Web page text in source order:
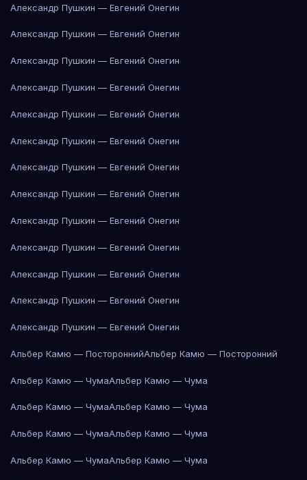
Александр Пушкин — Евгений Онегин
Александр Пушкин — Евгений Онегин
Александр Пушкин — Евгений Онегин
Александр Пушкин — Евгений Онегин
Александр Пушкин — Евгений Онегин
Александр Пушкин — Евгений Онегин
Александр Пушкин — Евгений Онегин
Александр Пушкин — Евгений Онегин
Александр Пушкин — Евгений Онегин
Александр Пушкин — Евгений Онегин
Александр Пушкин — Евгений Онегин
Александр Пушкин — Евгений Онегин
Александр Пушкин — Евгений Онегин
Альбер Камю — ПостороннийАльбер Камю — Посторонний
Альбер Камю — ЧумаАльбер Камю — Чума
Альбер Камю — ЧумаАльбер Камю — Чума
Альбер Камю — ЧумаАльбер Камю — Чума
Альбер Камю — ЧумаАльбер Камю — Чума